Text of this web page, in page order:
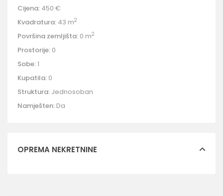
Cijena: 450 €
Kvadratura: 43 m2
Površina zemljišta: 0 m2
Prostorije: 0
Sobe:1
Kupatila: 0
Struktura: Jednosoban
Namješten: Da
OPREMA NEKRETNINE